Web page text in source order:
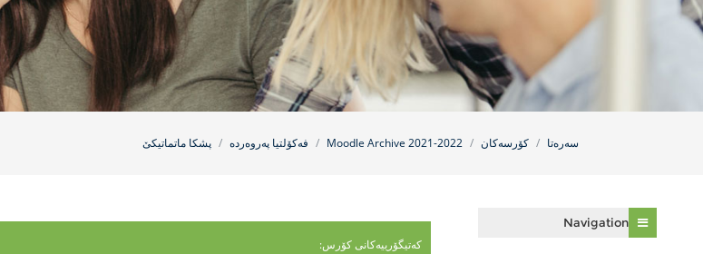
سه‌ره‌تا کۆرسەکان Moodle Archive 2021-2022 فه‌كۆلتیا په‌روه‌رده پشكا ماتماتیكێ
کەتیگۆرییەکانی کۆرس:
Navigation